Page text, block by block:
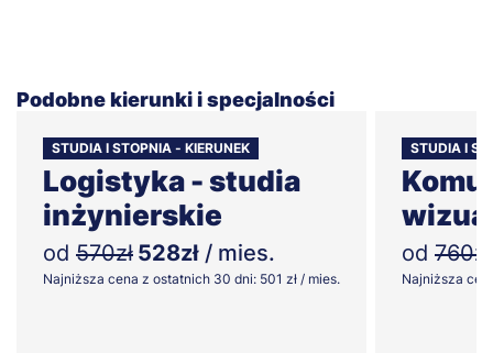
Podobne kierunki i specjalności
STUDIA I STOPNIA - KIERUNEK
Logistyka - studia
inżynierskie
od 570zł 528zł / mies.
Najniższa cena z ostatnich 30 dni: 501 zł / mies.
STUDIA I
od 760zł
Najniższa